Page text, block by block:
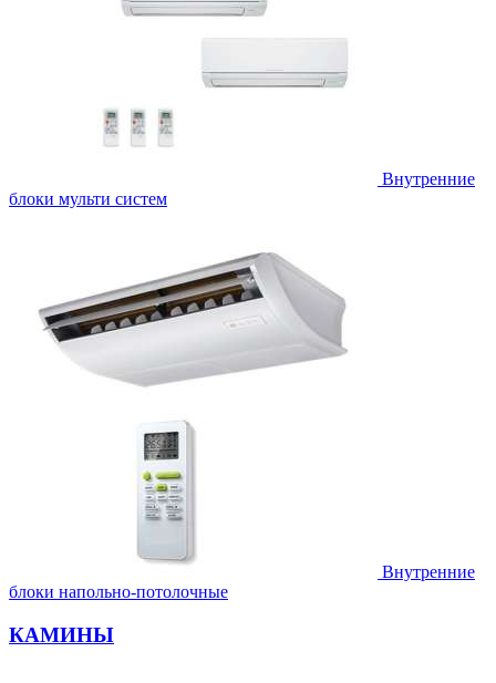
Внутренние
блоки мульти систем
Внутренние
блоки напольно-потолочные
КАМИНЫ